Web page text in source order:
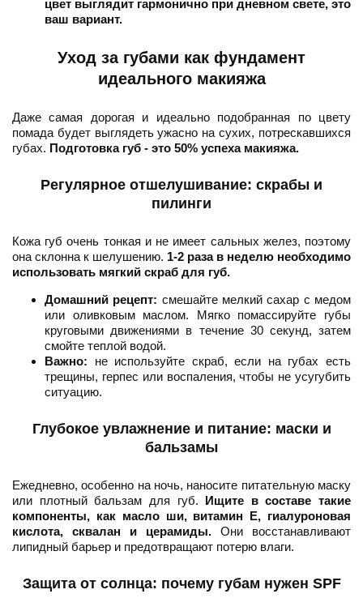
цвет выглядит гармонично при дневном свете, это
ваш вариант.
Уход за губами как фундамент
идеального макияжа
Даже самая дорогая и идеально подобранная по цвету
помада будет выглядеть ужасно на сухих, потрескавшихся
губах. Подготовка губ - это 50% успеха макияжа.
Регулярное отшелушивание: скрабы и
пилинги
Кожа губ очень тонкая и не имеет сальных желез, поэтому
она склонна к шелушению. 1-2 раза в неделю необходимо
использовать мягкий скраб для губ.
Домашний рецепт: смешайте мелкий сахар с медом
или оливковым маслом. Мягко помассируйте губы
круговыми движениями в течение 30 секунд, затем
смойте теплой водой.
Важно: не используйте скраб, если на губах есть
трещины, герпес или воспаления, чтобы не усугубить
ситуацию.
Глубокое увлажнение и питание: маски и
бальзамы
Ежедневно, особенно на ночь, наносите питательную маску
или плотный бальзам для губ. Ищите в составе такие
компоненты, как масло ши, витамин Е, гиалуроновая
кислота, сквалан и церамиды. Они восстанавливают
липидный барьер и предотвращают потерю влаги.
Защита от солнца: почему губам нужен SPF